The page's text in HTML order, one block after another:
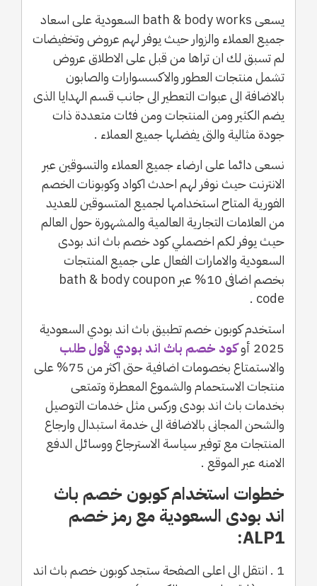
يسعى bath & body works السعودية على اسعاد
جميع العملاء والزوار حيث يوفر لهم عروض وتخفيضات
لم تسبق لك ان تراها من قبل على الاطلاق عروض
تشمل منتجات العطور والاكسسوارات والصابون
بالاضافة الى عبوات التعطير الى جانب قسم الهدايا الذى
يضم الكثير ومن المنتجات ومن فئات متعددة ذات
جودة مثالية والتى يفضلها جميع العملاء .
نسعى دائما على ارضاء جميع العملاء والتسوقين عبر
الانترنت حيث نوفر لهم احدث اكواد وكوبونات الخصم
الفورية المتاح استخدامها لجميع المتسوقين للعديد
من العلامات التجارية العالمية والمشهورة حول العالم
حيث يوفر لكم اخصملي كود خصم باث اند بودى
السعودية والامارات الفعال على جميع المنتجات
بخصم اضافى 10% عبر bath & body coupon
code .
استخدم كوبون خصم تطبيق باث اند بودي السعودية
2025 أو
كود خصم باث اند بودي لأول طلب
والاستمتاع بخصومات اضافية حتى اكثر من 75% على
منتجات الاستحمام والشموع المعطرة وتمتعى
بخدمات باث اند بودى وركس مثل خدمات التوصيل
والشحن المجانى بالاضافة الى خدمة استبدال وارجاع
المنتجات مع توفير سياسة الاسترجاع ووسائل الدفع
الامنه عبر الموقع .
خطوات استخدام كوبون خصم باث
اند بودى السعودية مع رمز خصم
ALP1:
1 . انتقل الى اعلى الصفحة ستجد كوبون خصم باث اند